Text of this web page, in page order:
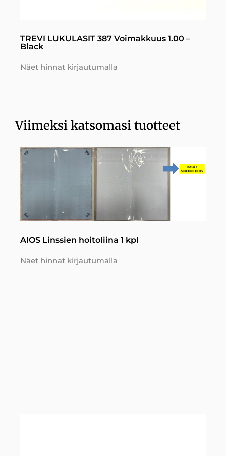
TREVI LUKULASIT 387 Voimakkuus 1.00 –
Black
Näet hinnat kirjautumalla
Viimeksi katsomasi tuotteet
AIOS Linssien hoitoliina 1 kpl
Näet hinnat kirjautumalla